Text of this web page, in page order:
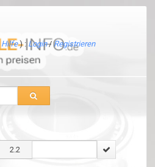
Hilfe) : Login/Registrieren
2.2